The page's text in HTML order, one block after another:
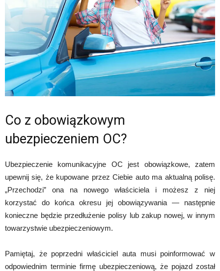
Co z obowiązkowym
ubezpieczeniem OC?
Ubezpieczenie komunikacyjne OC jest obowiązkowe, zatem
upewnij się, że kupowane przez Ciebie auto ma aktualną polisę.
„Przechodzi” ona na nowego właściciela i możesz z niej
korzystać do końca okresu jej obowiązywania — następnie
konieczne będzie przedłużenie polisy lub zakup nowej, w innym
towarzystwie ubezpieczeniowym.
Pamiętaj, że poprzedni właściciel auta musi poinformować w
odpowiednim terminie firmę ubezpieczeniową, że pojazd został